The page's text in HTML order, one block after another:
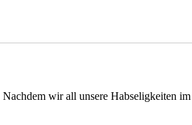
wir all unsere Habseligkeiten